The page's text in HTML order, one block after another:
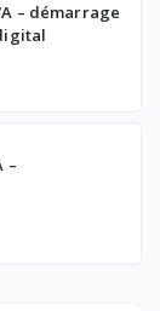
– démarrage
–